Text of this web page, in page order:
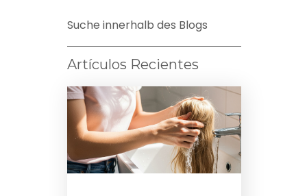
Principiantes
Suche innerhalb des Blogs
Artículos Recientes